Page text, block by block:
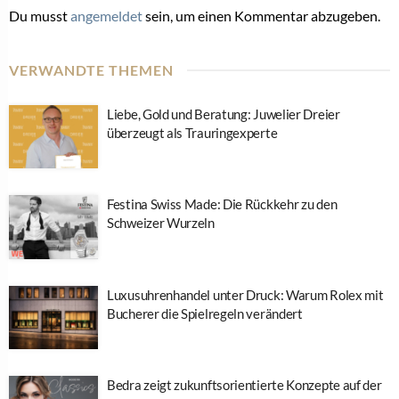
Du musstangemeldetsein, um einen Kommentar abzugeben.
VERWANDTE THEMEN
Liebe, Gold und Beratung: Juwelier Dreier
überzeugt als Trauringexperte
Festina Swiss Made: Die Rückkehr zu den
Schweizer Wurzeln
Luxusuhrenhandel unter Druck: Warum Rolex mit
Bucherer die Spielregeln verändert
Bedra zeigt zukunftsorientierte Konzepte auf der